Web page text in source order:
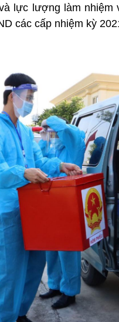
lực lượng làm
các cấp nhiệm kỳ